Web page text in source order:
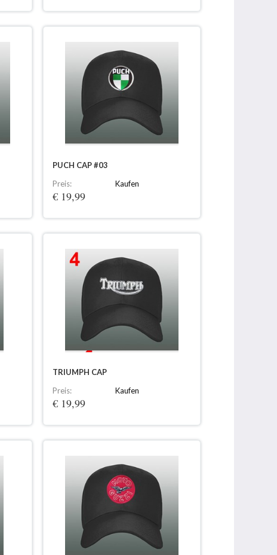
PUCH CAP #03
Preis:
€ 19,99
Kaufen
TRIUMPH CAP
Preis:
€ 19,99
Kaufen